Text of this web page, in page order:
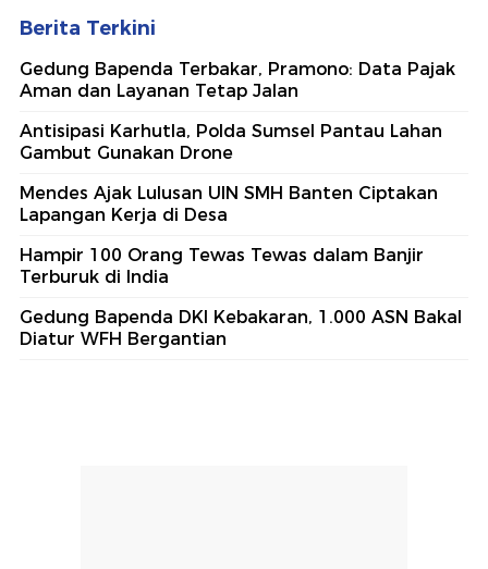
Berita Terkini
Gedung Bapenda Terbakar, Pramono: Data Pajak
Aman dan Layanan Tetap Jalan
Antisipasi Karhutla, Polda Sumsel Pantau Lahan
Gambut Gunakan Drone
Mendes Ajak Lulusan UIN SMH Banten Ciptakan
Lapangan Kerja di Desa
Hampir 100 Orang Tewas Tewas dalam Banjir
Terburuk di India
Gedung Bapenda DKI Kebakaran, 1.000 ASN Bakal
Diatur WFH Bergantian